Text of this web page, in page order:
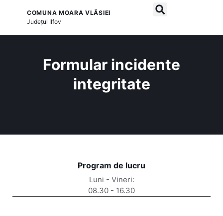
COMUNA MOARA VLĂSIEI
Județul Ilfov
Formular incidente
integritate
Program de lucru
Luni - Vineri:
08.30 - 16.30